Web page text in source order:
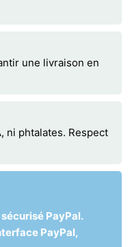
une livraison en
ni phtalates. Respect
PayPal.
PayPal,